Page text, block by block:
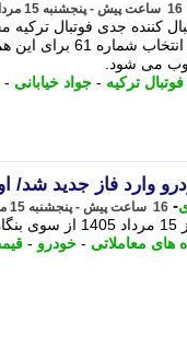
16 ساعت پیش - پنجشنبه 15 مرداد 1405، 10:15
کننده جدی فوتبال
صلاح به ترابزون
می شود.
فوتبال ترکیه - جواد خیابانی -
وارد فاز جدید شد/
- 16 ساعت پیش - پنجشنبه 15 مرداد 1405، 10:07
های معاملاتی - خودرو -